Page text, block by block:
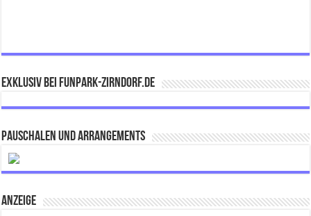
Exklusiv bei FUNPARK-ZIRNDORF.DE
Pauschalen und Arrangements
ANZEIGE